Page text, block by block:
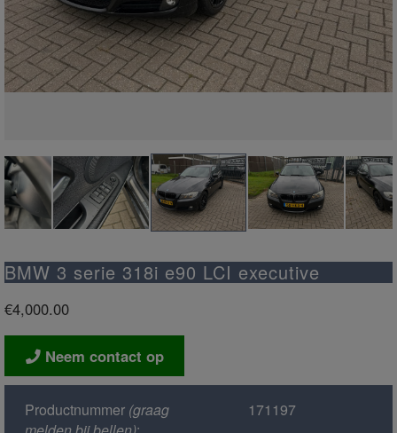
BMW 3 serie 318i e90 LCI executive
€4,000.00
Neem contact op
Productnummer(graag
171197